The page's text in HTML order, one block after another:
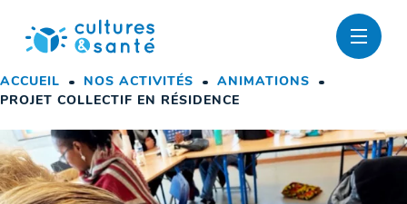
contenu
ACCUEIL NOS ACTIVITÉS
ANIMATIONS
PROJET COLLECTIF EN RÉSIDENCE